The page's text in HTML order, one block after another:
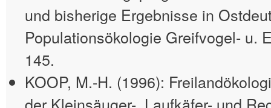
und bisherige Ergebnisse in
Populationsökologie Greifvogel- u.
145.
KOOP, M.-H. (1996):